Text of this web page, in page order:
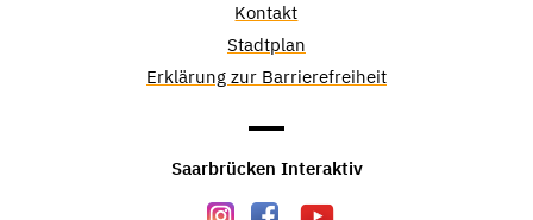
Kontakt
Stadtplan
Erklärung zur Barrierefreiheit
Saarbrücken Interaktiv